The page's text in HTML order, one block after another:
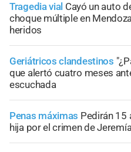
Tragedia vial Cayó un auto
choque múltiple en
heridos
Geriátricos clandestinos
que alertó cuatro meses
escuchada
Penas máximas Pedirán 15
hija por el crimen de